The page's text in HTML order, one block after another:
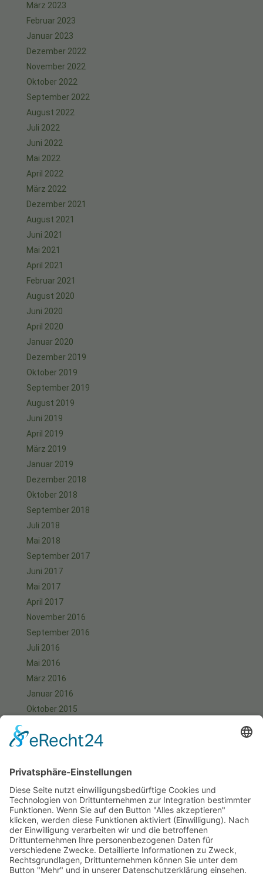
März 2023
Februar 2023
Januar 2023
Dezember 2022
November 2022
Oktober 2022
September 2022
August 2022
Juli 2022
Juni 2022
Mai 2022
April 2022
März 2022
Dezember 2021
August 2021
Juni 2021
Mai 2021
April 2021
Februar 2021
August 2020
Juni 2020
April 2020
Januar 2020
Dezember 2019
Oktober 2019
September 2019
August 2019
Juni 2019
April 2019
März 2019
Januar 2019
Dezember 2018
Oktober 2018
September 2018
Juli 2018
Mai 2018
September 2017
Juni 2017
Mai 2017
April 2017
November 2016
September 2016
Juli 2016
Mai 2016
März 2016
Januar 2016
Oktober 2015
August 2015
Juni 2015
Mai 2015
April 2015
März 2015
Januar 2015